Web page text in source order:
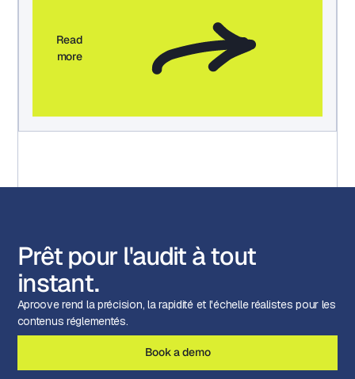
Read
more
Prêt pour l'audit à tout
instant.
Aproove rend la précision, la rapidité et l'échelle réalistes pour les
contenus réglementés.
Book a demo